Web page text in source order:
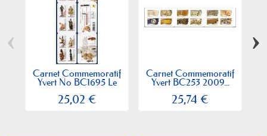
Carnet Commemoratif
Yvert No BC1695 Le
25,02 €
Carnet Commemoratif
Yvert BC253 2009...
25,74 €
‹ ›